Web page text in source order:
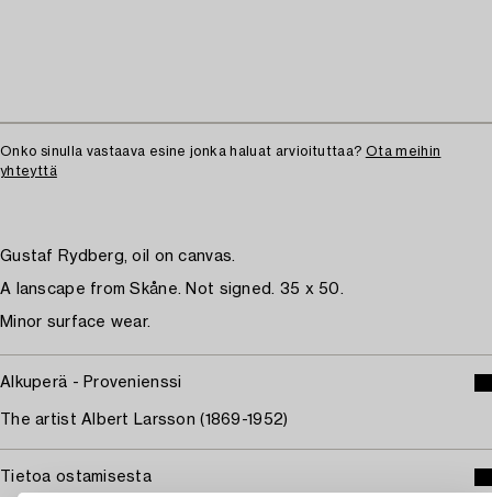
Onko sinulla vastaava esine jonka haluat arvioituttaa? Ota meihin
yhteyttä
Gustaf Rydberg, oil on canvas.
A lanscape from Skåne. Not signed. 35 x 50.
Minor surface wear.
Alkuperä - Provenienssi
The artist Albert Larsson (1869-1952)
Tietoa ostamisesta